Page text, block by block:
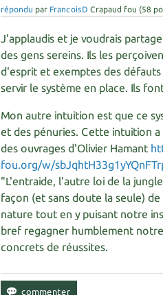
répondu par FrancoisD Crapaud fou (58
J'applaudis et je voudrais
des gens sereins. Ils les
d'esprit et exemptes des
servir le système en place. Ils
Mon autre intuition est que ce
et des pénuries. Cette intuition
des ouvrages d'Olivier Hamant
fou.org/w/
"L'entraide, l'autre loi de la
façon (et sans doute la seule)
nature tout en y puisant notre
bref regagner humblement
concrets de réussites.